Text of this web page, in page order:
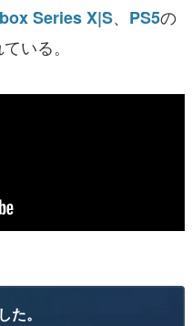
Series X|S、 PS5の
いる。
た。